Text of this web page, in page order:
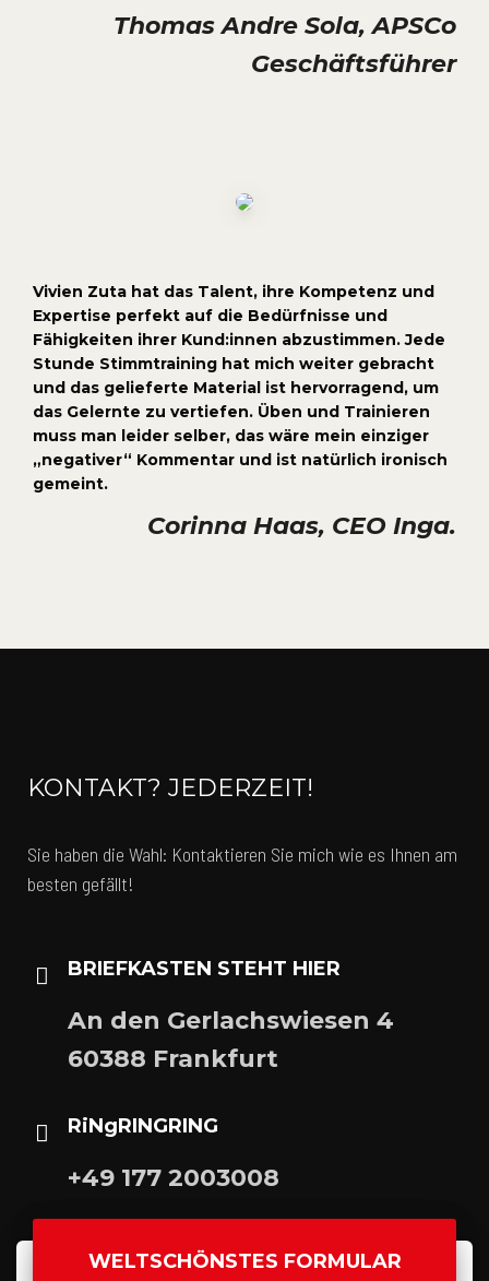
Thomas Andre Sola, APSCo
Geschäftsführer
Vivien Zuta hat das Talent, ihre Kompetenz und
Expertise perfekt auf die Bedürfnisse und
Fähigkeiten ihrer Kund:innen abzustimmen. Jede
Stunde Stimmtraining hat mich weiter gebracht
und das gelieferte Material ist hervorragend, um
das Gelernte zu vertiefen. Üben und Trainieren
muss man leider selber, das wäre mein einziger
„negativer“ Kommentar und ist natürlich ironisch
gemeint.
Corinna Haas, CEO Inga.
KONTAKT? JEDERZEIT!
Sie haben die Wahl: Kontaktieren Sie mich wie es Ihnen am
besten gefällt!
BRIEFKASTEN STEHT HIER
An den Gerlachswiesen 4
60388 Frankfurt
RiNgRINGRING
+49 177 2003008
WELTSCHÖNSTES FORMULAR